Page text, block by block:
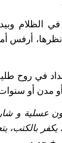
في الظلام
أرفس
في روح
مدن أو
عسلية و
بالكتب،